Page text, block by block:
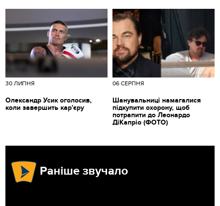
30 ЛИПНЯ
Олександр Усик оголосив,
коли завершить кар'єру
06 СЕРПНЯ
Шанувальниці намагалися
підкупити охорону, щоб
потрапити до Леонардо
ДіКапріо (ФОТО)
Раніше звучало